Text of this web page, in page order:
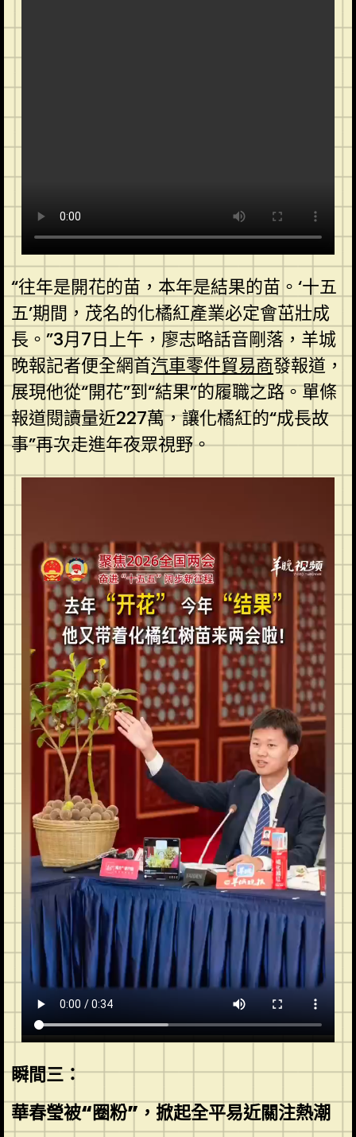
“往年是開花的苗，本年是結果的苗。‘十五
五’期間，茂名的化橘紅產業必定會茁壯成
長。”3月7日上午，廖志略話音剛落，羊城
晚報記者便全網首汽車零件貿易商發報道，
展現他從“開花”到“結果”的履職之路。單條
報道閱讀量近227萬，讓化橘紅的“成長故
事”再次走進年夜眾視野。
瞬間三：
華春瑩被“圈粉”，掀起全平易近關注熱潮